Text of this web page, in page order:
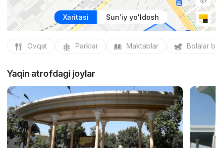
Xaritasi Sun'iy yo'ldosh
Ovqat Parklar Maktablar Bolalar
Yaqin atrofdagi joylar